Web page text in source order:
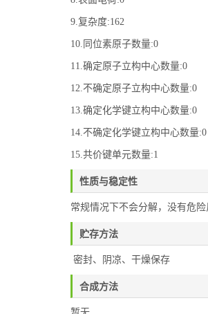
9.复杂度:162
10.同位素原子数量:0
11.确定原子立构中心数量:0
12.不确定原子立构中心数量:0
13.确定化学键立构中心数量:0
14.不确定化学键立构中心数量:0
15.共价键单元数量:1
性质与稳定性
常规情况下不会分解，没有危险
贮存方法
密封、阴凉、干燥保存
合成方法